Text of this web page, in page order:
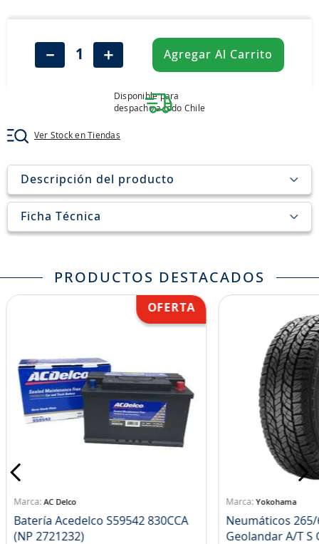
＋
－ Agregar Al Carrito
Disponible para
despacho a todo Chile
Ver Stock en Tiendas
Descripción del producto
Ficha Técnica
PRODUCTOS DESTACADOS
AC Delco
Batería Acedelco S59542 830CCA
(NP 2721232)
Yokohama
Neumáticos 265/
john deere